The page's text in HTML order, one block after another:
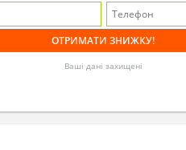
Ваші дані захищені